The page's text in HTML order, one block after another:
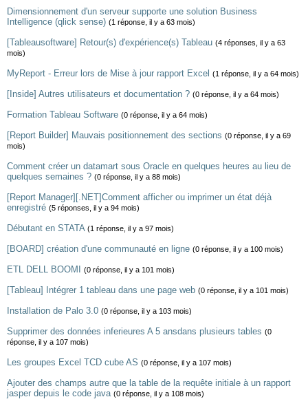
Dimensionnement d'un serveur supporte une solution Business
Intelligence (qlick sense) (1 réponse, il y a 63 mois)
[Tableausoftware] Retour(s) d'expérience(s) Tableau (4 réponses, il y a 63
mois)
MyReport - Erreur lors de Mise à jour rapport Excel (1 réponse, il y a 64 mois)
[Inside] Autres utilisateurs et documentation ? (0 réponse, il y a 64 mois)
Formation Tableau Software (0 réponse, il y a 64 mois)
[Report Builder] Mauvais positionnement des sections (0 réponse, il y a 69
mois)
Comment créer un datamart sous Oracle en quelques heures au lieu de
quelques semaines ? (0 réponse, il y a 88 mois)
[Report Manager][.NET]Comment afficher ou imprimer un état déjà
enregistré (5 réponses, il y a 94 mois)
Débutant en STATA (1 réponse, il y a 97 mois)
[BOARD] création d'une communauté en ligne (0 réponse, il y a 100 mois)
ETL DELL BOOMI (0 réponse, il y a 101 mois)
[Tableau] Intégrer 1 tableau dans une page web (0 réponse, il y a 101 mois)
Installation de Palo 3.0 (0 réponse, il y a 103 mois)
Supprimer des données inferieures A 5 ansdans plusieurs tables (0
réponse, il y a 107 mois)
Les groupes Excel TCD cube AS (0 réponse, il y a 107 mois)
Ajouter des champs autre que la table de la requête initiale à un rapport
jasper depuis le code java (0 réponse, il y a 108 mois)